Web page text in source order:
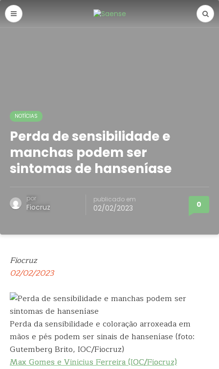
NOTÍCIAS
Perda de sensibilidade e
manchas podem ser
sintomas de hanseníase
por
Fiocruz
publicado em
02/02/2023 0
Fiocruz
02/02/2023
Perda da sensibilidade e coloração arroxeada em
mãos e pés podem ser sinais de hanseníase (foto:
Gutemberg Brito, IOC/Fiocruz)
Max Gomes e Vinicius Ferreira (IOC/Fiocruz)